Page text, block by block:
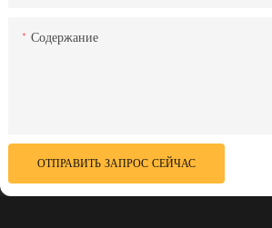
Содержание
ОТПРАВИТЬ ЗАПРОС СЕЙЧАС